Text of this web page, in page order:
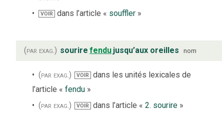
VOIR dans l’article « souffler »
(par exag.) sourire fendu jusqu’aux oreilles nom
(par exag.) VOIR
dans les unités lexicales de
l’article « fendu »
(par exag.)
VOIR dans l’article « 2. sourire»